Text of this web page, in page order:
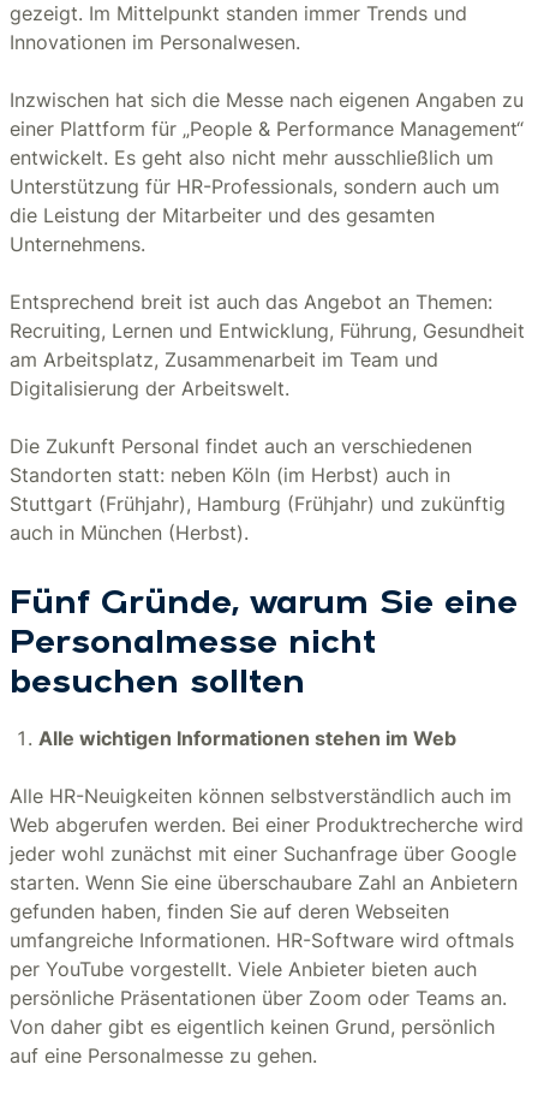
gezeigt. Im Mittelpunkt standen immer Trends und
Innovationen im Personalwesen.
Inzwischen hat sich die Messe nach eigenen Angaben zu
einer Plattform für „People & Performance Management“
entwickelt. Es geht also nicht mehr ausschließlich um
Unterstützung für HR-Professionals, sondern auch um
die Leistung der Mitarbeiter und des gesamten
Unternehmens.
Entsprechend breit ist auch das Angebot an Themen:
Recruiting, Lernen und Entwicklung, Führung, Gesundheit
am Arbeitsplatz, Zusammenarbeit im Team und
Digitalisierung der Arbeitswelt.
Die Zukunft Personal findet auch an verschiedenen
Standorten statt: neben Köln (im Herbst) auch in
Stuttgart (Frühjahr), Hamburg (Frühjahr) und zukünftig
auch in München (Herbst).
Fünf Gründe, warum Sie eine
Personalmesse nicht
besuchen sollten
Alle wichtigen Informationen stehen im Web
Alle HR-Neuigkeiten können selbstverständlich auch im
Web abgerufen werden. Bei einer Produktrecherche wird
jeder wohl zunächst mit einer Suchanfrage über Google
starten. Wenn Sie eine überschaubare Zahl an Anbietern
gefunden haben, finden Sie auf deren Webseiten
umfangreiche Informationen. HR-Software wird oftmals
per YouTube vorgestellt. Viele Anbieter bieten auch
persönliche Präsentationen über Zoom oder Teams an.
Von daher gibt es eigentlich keinen Grund, persönlich
auf eine Personalmesse zu gehen.